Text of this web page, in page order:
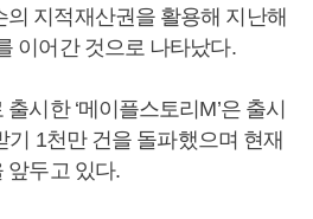
지적재산권을 활용해 지난해
이어간 것으로 나타났다.
시한 ‘메이플스토리M’은 출시
기 1천만 건을 돌파했으며 현재
앞두고 있다.